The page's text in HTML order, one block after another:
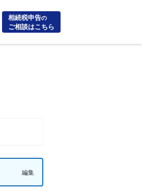
相続税申告の
ご相談はこちら
編集